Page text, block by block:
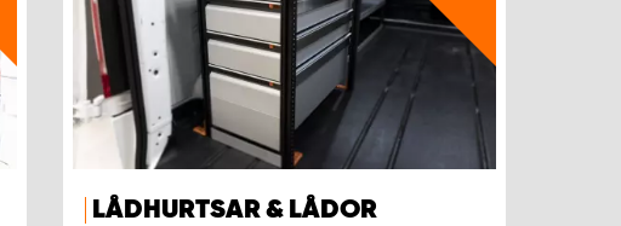
LÅDHURTSAR & LÅDOR